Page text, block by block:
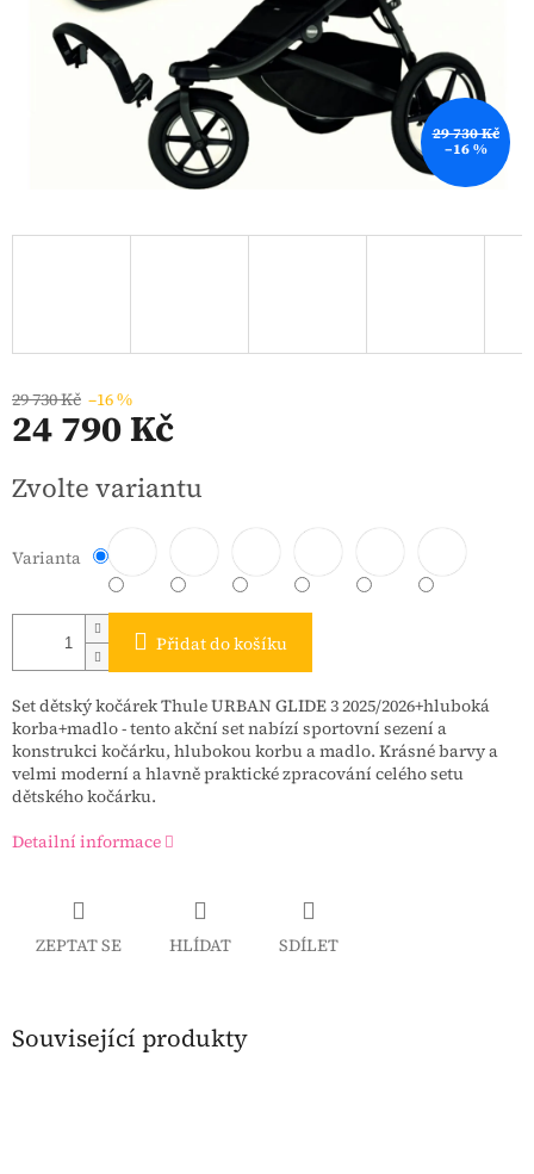
29 730 Kč
–16 %
29 730 Kč –16 %
24 790 Kč
cena:
Zvolte variantu
Varianta
Přidat do košíku
Set dětský kočárek Thule URBAN GLIDE 3 2025/2026+hluboká
korba+madlo - tento akční set nabízí sportovní sezení a
konstrukci kočárku, hlubokou korbu a madlo. Krásné barvy a
velmi moderní a hlavně praktické zpracování celého setu
dětského kočárku.
Detailní informace
ZEPTAT SE HLÍDAT SDÍLET
Související produkty